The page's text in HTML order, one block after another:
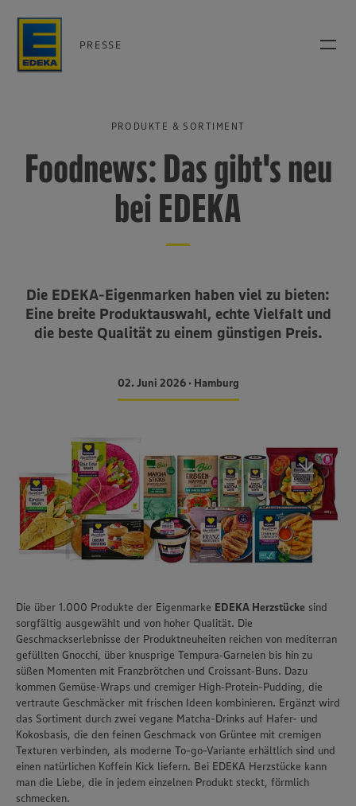
PRESSE
PRODUKTE & SORTIMENT
Foodnews: Das gibt's neu
bei EDEKA
Die EDEKA-Eigenmarken haben viel zu bieten:
Eine breite Produktauswahl, echte Vielfalt und
die beste Qualität zu einem günstigen Preis.
02. Juni 2026 • Hamburg
Die über 1.000 Produkte der Eigenmarke EDEKA Herzstücke sind
sorgfältig ausgewählt und von hoher Qualität. Die
Geschmackserlebnisse der Produktneuheiten reichen von mediterran
gefüllten Gnocchi, über knusprige Tempura‑Garnelen bis hin zu
süßen Momenten mit Franzbrötchen und Croissant‑Buns. Dazu
kommen Gemüse‑Wraps und cremiger High‑Protein-Pudding, die
vertraute Geschmäcker mit frischen Ideen kombinieren. Ergänzt wird
das Sortiment durch zwei vegane Matcha-Drinks auf Hafer- und
Kokosbasis, die den feinen Geschmack von Grüntee mit cremigen
Texturen verbinden, als moderne To-go-Variante erhältlich sind und
einen natürlichen Koffein Kick liefern. Bei EDEKA Herzstücke kann
man die Liebe, die in jedem einzelnen Produkt steckt, förmlich
schmecken.